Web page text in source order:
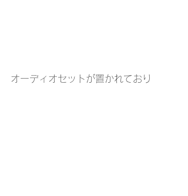
オーディオセットが置かれており